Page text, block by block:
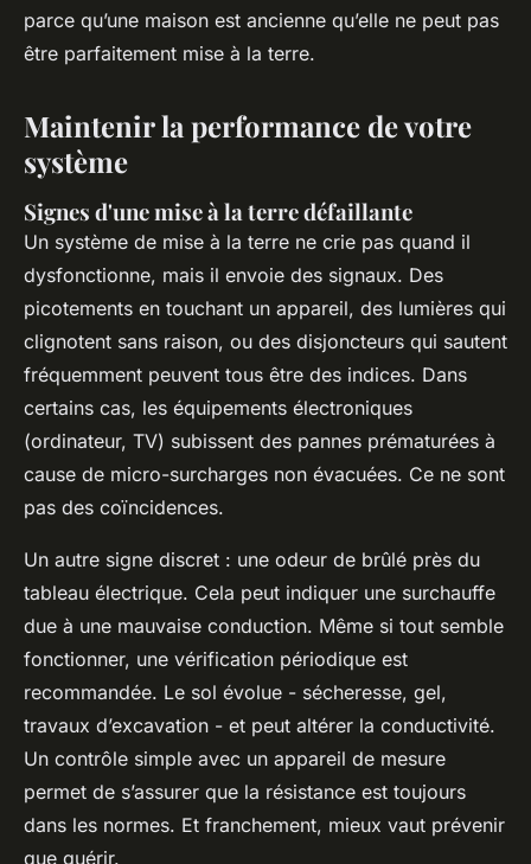
parce qu’une maison est ancienne qu’elle ne peut pas
être parfaitement mise à la terre.
Maintenir la performance de votre
système
Signes d'une mise à la terre défaillante
Un système de mise à la terre ne crie pas quand il
dysfonctionne, mais il envoie des signaux. Des
picotements en touchant un appareil, des lumières qui
clignotent sans raison, ou des disjoncteurs qui sautent
fréquemment peuvent tous être des indices. Dans
certains cas, les équipements électroniques
(ordinateur, TV) subissent des pannes prématurées à
cause de micro-surcharges non évacuées. Ce ne sont
pas des coïncidences.
Un autre signe discret : une odeur de brûlé près du
tableau électrique. Cela peut indiquer une surchauffe
due à une mauvaise conduction. Même si tout semble
fonctionner, une vérification périodique est
recommandée. Le sol évolue - sécheresse, gel,
travaux d’excavation - et peut altérer la conductivité.
Un contrôle simple avec un appareil de mesure
permet de s’assurer que la résistance est toujours
dans les normes. Et franchement, mieux vaut prévenir
que guérir.